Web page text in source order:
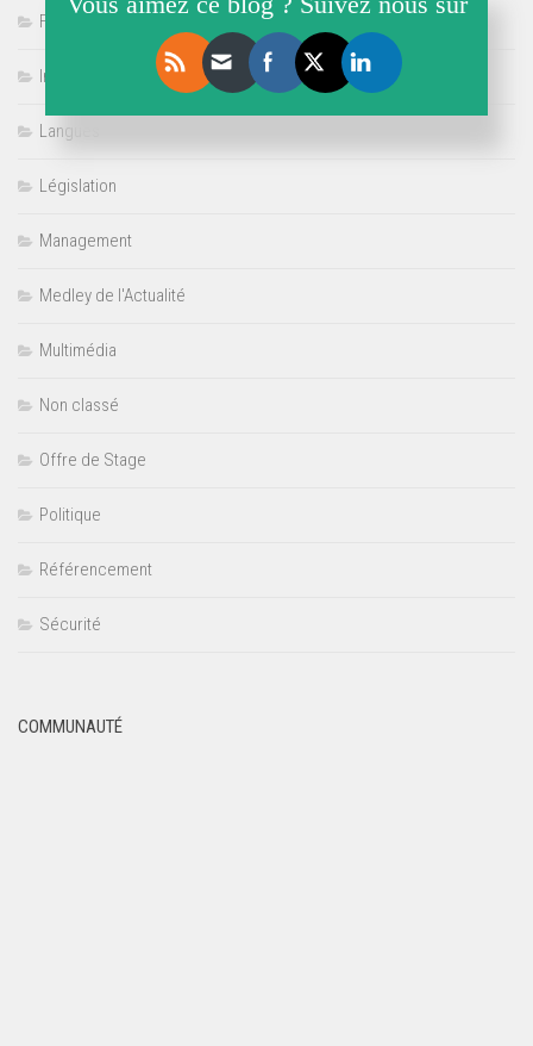
Formation
Internet
Langues
Législation
Management
Medley de l'Actualité
Multimédia
Non classé
Offre de Stage
Politique
Référencement
Sécurité
COMMUNAUTÉ